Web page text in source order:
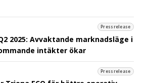
Pressrelease
2025: Avvaktande marknadsläge i
intäkter ökar
Pressrelease